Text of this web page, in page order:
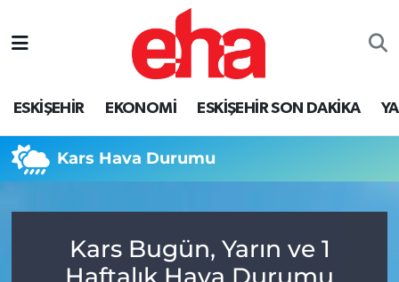
ESKİŞEHİR EKONOMİ ESKİŞEHİR SON DAKİKA
Kars Hava Durumu
Kars Bugün, Yarın ve 1
Haftalık Hava Durumu